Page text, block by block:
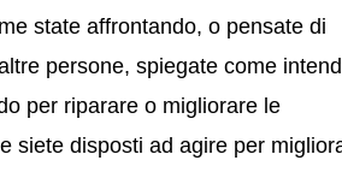
state affrontando, o pensate di
persone, spiegate come
per riparare o migliorare le
siete disposti ad agire per